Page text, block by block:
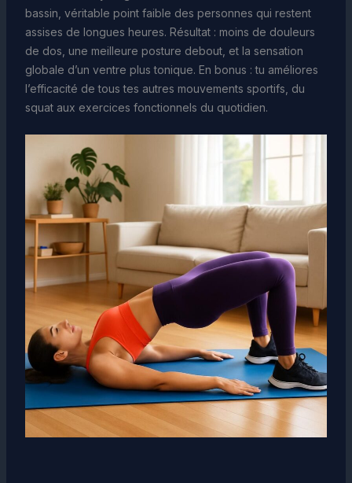
bassin, véritable point faible des personnes qui restent
assises de longues heures. Résultat : moins de douleurs
de dos, une meilleure posture debout, et la sensation
globale d’un ventre plus tonique. En bonus : tu améliores
l’efficacité de tous tes autres mouvements sportifs, du
squat aux exercices fonctionnels du quotidien.